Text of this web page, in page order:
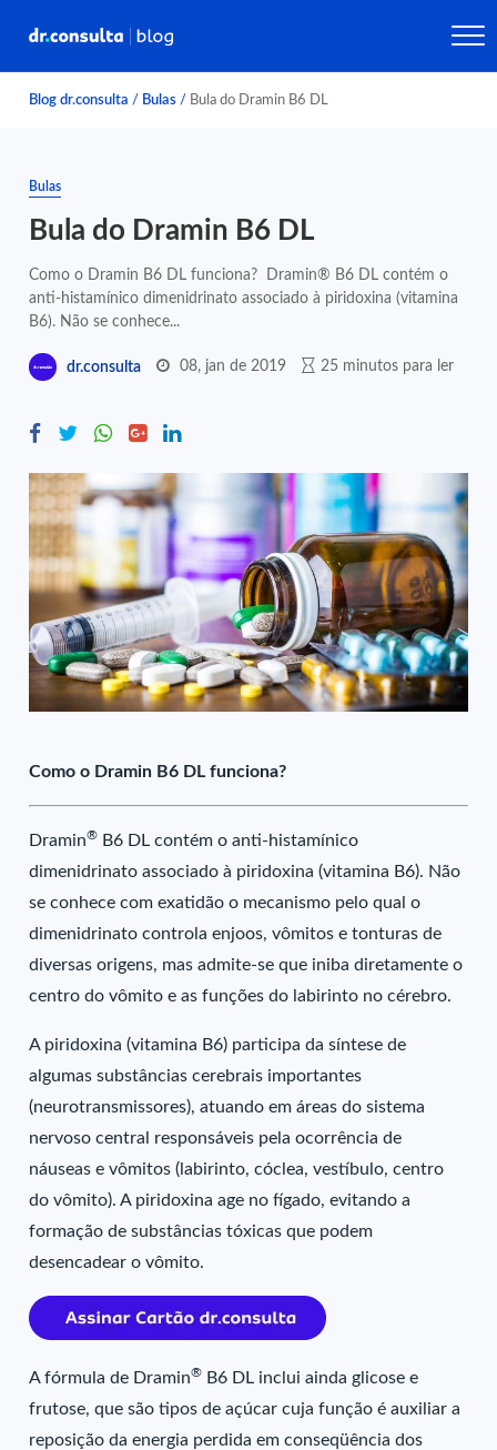
Blog dr.consulta / Bulas / Bula do Dramin B6 DL
Bulas
Bula do Dramin B6 DL
Como o Dramin B6 DL funciona? Dramin® B6 DL contém o
anti-histamínico dimenidrinato associado à piridoxina (vitamina
B6). Não se conhece...
dr.consulta 08, jan de 2019 25 minutos para ler
Como o Dramin B6 DL funciona?
Dramin® B6 DL contém o anti-histamínico
dimenidrinato associado à piridoxina (vitamina B6). Não
se conhece com exatidão o mecanismo pelo qual o
dimenidrinato controla enjoos, vômitos e tonturas de
diversas origens, mas admite-se que iniba diretamente o
centro do vômito e as funções do labirinto no cérebro.
A piridoxina (vitamina B6) participa da síntese de
algumas substâncias cerebrais importantes
(neurotransmissores), atuando em áreas do sistema
nervoso central responsáveis pela ocorrência de
náuseas e vômitos (labirinto, cóclea, vestíbulo, centro
do vômito). A piridoxina age no fígado, evitando a
formação de substâncias tóxicas que podem
desencadear o vômito.
A fórmula de Dramin® B6 DL inclui ainda glicose e
frutose, que são tipos de açúcar cuja função é auxiliar a
reposição da energia perdida em conseqüência dos